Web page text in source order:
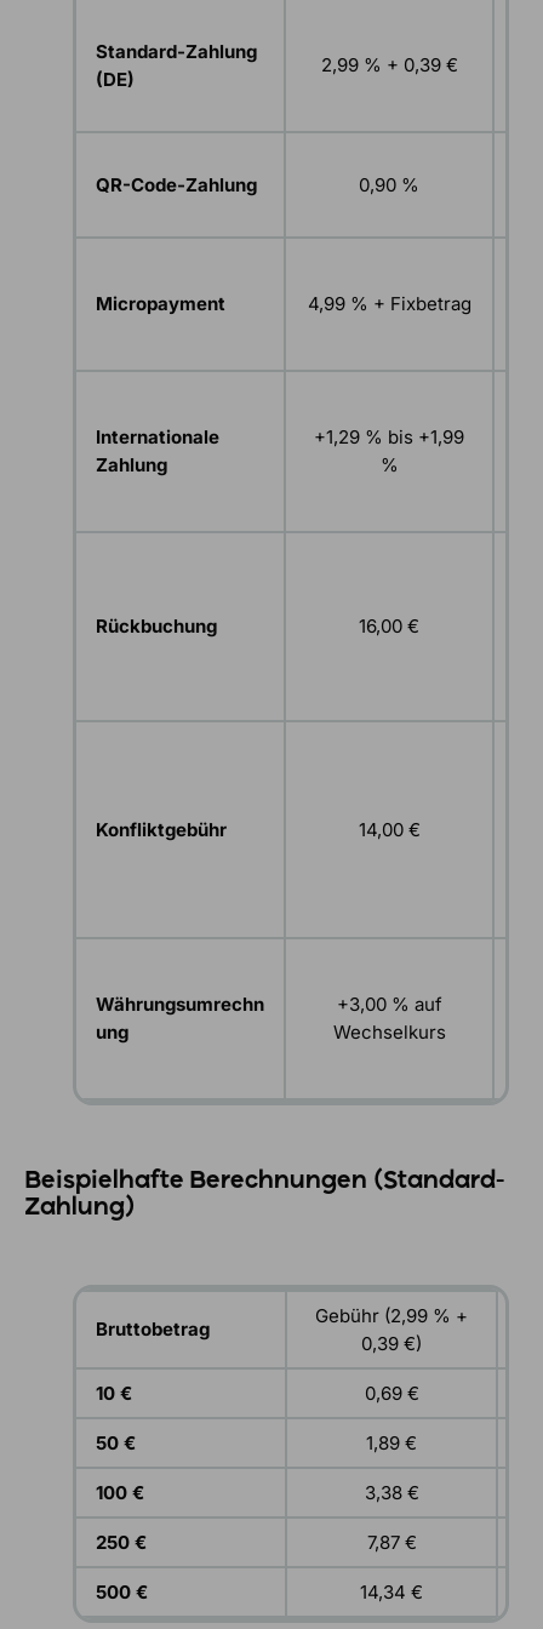
Standard-Zahlung
(DE)
2,99 % + 0,39 €
QR-Code-Zahlung 0,90 %
Micropayment 4,99 % + Fixbetrag
Internationale
Zahlung
+1,29 % bis +1,99
%
Rückbuchung 16,00 €
Konfliktgebühr 14,00 €
Währungsumrechn
ung
+3,00 % auf
Wechselkurs
Beispielhafte Berechnungen (Standard-
Zahlung)
Bruttobetrag
Gebühr (2,99 % +
0,39 €)
10 € 0,69 €
50 € 1,89 €
100 € 3,38 €
250 € 7,87 €
500 € 14,34 €